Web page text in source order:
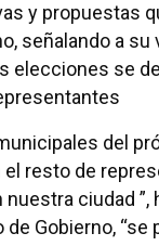
y propuestas
señalando a su
elecciones se
del
resto de
ciudad ”,
Gobierno, “se